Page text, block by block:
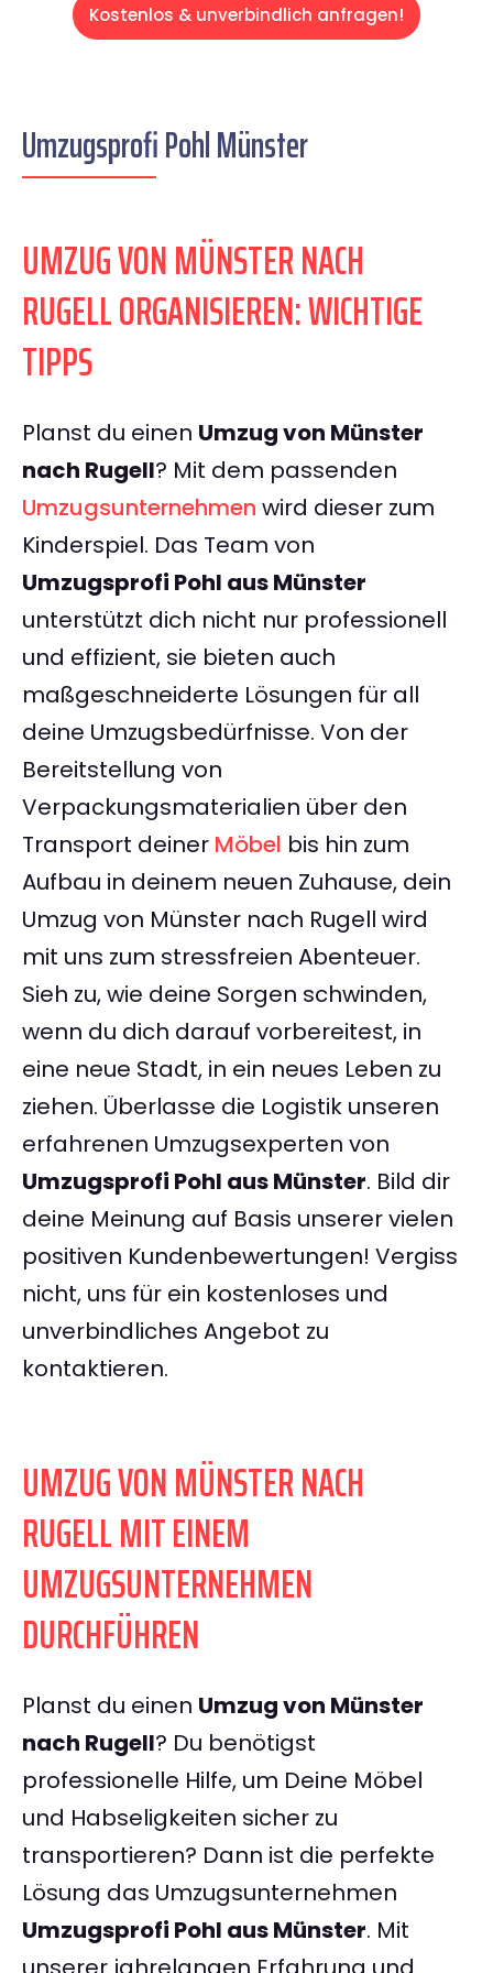
Kostenlos & unverbindlich anfragen!
Umzugsprofi Pohl Münster
UMZUG VON MÜNSTER NACH
RUGELL ORGANISIEREN: WICHTIGE
TIPPS
Planst du einen Umzug von Münster
nach Rugell? Mit dem passenden
Umzugsunternehmen wird dieser zum
Kinderspiel. Das Team von
Umzugsprofi Pohl aus Münster
unterstützt dich nicht nur professionell
und effizient, sie bieten auch
maßgeschneiderte Lösungen für all
deine Umzugsbedürfnisse. Von der
Bereitstellung von
Verpackungsmaterialien über den
Transport deiner Möbel bis hin zum
Aufbau in deinem neuen Zuhause, dein
Umzug von Münster nach Rugell wird
mit uns zum stressfreien Abenteuer.
Sieh zu, wie deine Sorgen schwinden,
wenn du dich darauf vorbereitest, in
eine neue Stadt, in ein neues Leben zu
ziehen. Überlasse die Logistik unseren
erfahrenen Umzugsexperten von
Umzugsprofi Pohl aus Münster. Bild dir
deine Meinung auf Basis unserer vielen
positiven Kundenbewertungen! Vergiss
nicht, uns für ein kostenloses und
unverbindliches Angebot zu
kontaktieren.
UMZUG VON MÜNSTER NACH
RUGELL MIT EINEM
UMZUGSUNTERNEHMEN
DURCHFÜHREN
Planst du einen Umzug von Münster
nach Rugell? Du benötigst
professionelle Hilfe, um Deine Möbel
und Habseligkeiten sicher zu
transportieren? Dann ist die perfekte
Lösung das Umzugsunternehmen
Umzugsprofi Pohl aus Münster. Mit